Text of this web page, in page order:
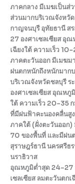
ภาคกลาง มีเมฆเป็นส่
ส่วนมากบริเวณจังหวั
กาญจนบุรี อุทัยธานี ส
27 องศาเซลเซียส อุ
เฉียงใต้ ความเร็ว
ภาคตะวันออก มีเมฆม
ฝนตกหนักถึงหนักมาก
บริเวณจังหวัดชลบุรี
องศาเซลเซียส อุณหภู
ใต้ ความเร็ว 20-35
ที่มีฝนฟ้าคะนองคลื่นสู
ภาคใต้ (ฝั่งตะวันออก)
70 ของพื้นที่ และมีฝน
สุราษฎร์ธานี นครศรีธ
นราธิวาส
อุณหภูมิต่ำสุด 24-27
เซลเซียส ลมตะวันตก